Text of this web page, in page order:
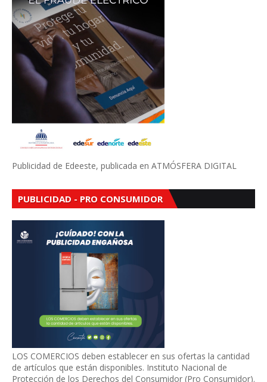
Publicidad de Edeeste, publicada en ATMÓSFERA DIGITAL
PUBLICIDAD - PRO CONSUMIDOR
LOS COMERCIOS deben establecer en sus ofertas la cantidad
de artículos que están disponibles. Instituto Nacional de
Protección de los Derechos del Consumidor (Pro Consumidor).